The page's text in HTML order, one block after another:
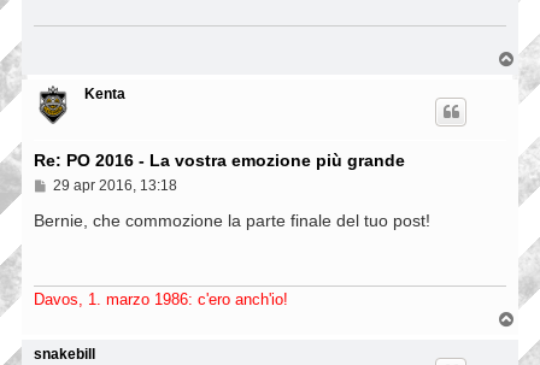
T
o
p
Kenta
Re: PO 2016 - La vostra emozione più grande
M
s
g
i
29 apr 2016, 13:18
Bernie, che commozione la parte finale del tuo post!
Davos, 1. marzo 1986: c'ero anch'io!
p
snakebill